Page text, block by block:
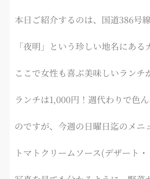
本日ご紹介するのは、国道386号
「夜明」という珍しい地名にあ
ここで女性も喜ぶ美味しいランチ
ランチは1,000円！週代わりで色
のですが、今週の日曜日迄のメニ
トマトクリームソース(デザート